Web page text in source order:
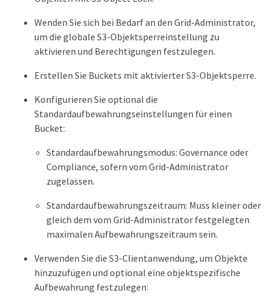
Wenden Sie sich bei Bedarf an den Grid-Administrator,
um die globale S3-Objektsperreinstellung zu
aktivieren und Berechtigungen festzulegen.
Erstellen Sie Buckets mit aktivierter S3-Objektsperre.
Konfigurieren Sie optional die
Standardaufbewahrungseinstellungen für einen
Bucket:
Standardaufbewahrungsmodus: Governance oder
Compliance, sofern vom Grid-Administrator
zugelassen.
Standardaufbewahrungszeitraum: Muss kleiner oder
gleich dem vom Grid-Administrator festgelegten
maximalen Aufbewahrungszeitraum sein.
Verwenden Sie die S3-Clientanwendung, um Objekte
hinzuzufügen und optional eine objektspezifische
Aufbewahrung festzulegen: